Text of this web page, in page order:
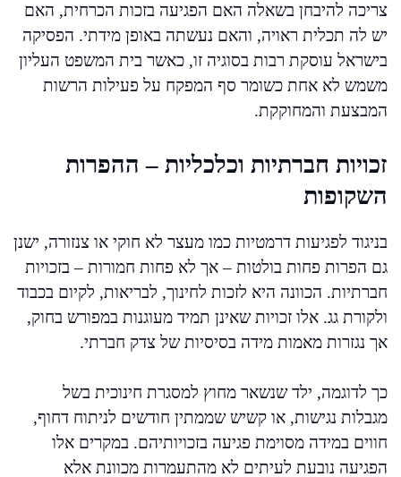
צריכה להיבחן בשאלה האם הפגיעה בזכות הכרחית, האם
יש לה תכלית ראויה, והאם נעשתה באופן מידתי. הפסיקה
בישראל עוסקת רבות בסוגיה זו, כאשר בית המשפט העליון
משמש לא אחת כשומר סף המפקח על פעילות הרשות
המבצעת והמחוקקת.
זכויות חברתיות וכלכליות – ההפרות
השקופות
בניגוד לפגיעות דרמטיות כמו מעצר לא חוקי או צנזורה, ישנן
גם הפרות פחות בולטות – אך לא פחות חמורות – בזכויות
חברתיות. הכוונה היא לזכות לחינוך, לבריאות, לקיום בכבוד
ולקורת גג. אלו זכויות שאינן תמיד מעוגנות במפורש בחוק,
אך נגזרות מאמות מידה בסיסיות של צדק חברתי.
כך לדוגמה, ילד שנשאר מחוץ למסגרת חינוכית בשל
מגבלות נגישות, או קשיש שממתין חודשים לניתוח דחוף,
חווים במידה מסוימת פגיעה בזכויותיהם. במקרים אלו
הפגיעה נובעת לעיתים לא מהתעמרות מכוונת אלא